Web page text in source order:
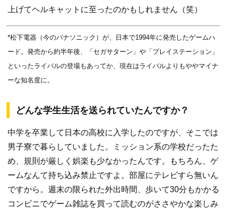
上げてヘルキャットに至ったのかもしれません（笑）
*松下電器（今のパナソニック）が、日本で1994年に発売したゲームハ
ード。発売から約半年後、「セガサターン」や「プレイステーション」
といったライバルの登場もあってか、現在はライバルよりもややマイナ
ーな知名度に。
どんな学生生活を送られていたんですか？
中学を卒業して日本の高校に入学したのですが、そこでは
男子寮で暮らしていました。ミッション系の学校だったた
め、規則が厳しく娯楽も少なかったんです。もちろん、ゲ
ームなんて持ち込み禁止ですよ。部屋にテレビすら無いん
ですから。週末の限られた外出時間、歩いて30分もかかる
コンビニでゲーム雑誌を買って読むのがささやかな楽しみ